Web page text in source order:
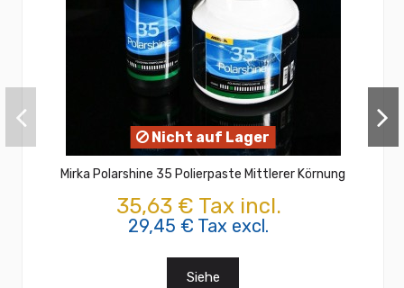
Nicht auf Lager
Mirka Polarshine 35 Polierpaste Mittlerer Körnung
35,63 € Tax incl.
29,45 € Tax excl.
Siehe